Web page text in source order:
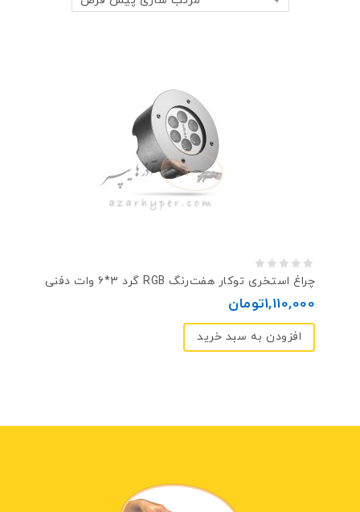
0
چراغ استخری توکار هفت‌رنگ RGB گرد ۳*۶ وات دفنی
1,110,000تومان
افزودن به سبد خرید